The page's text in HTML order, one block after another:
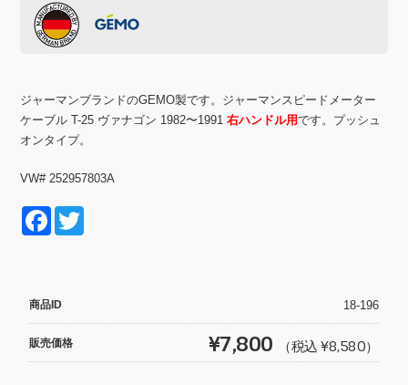
ジャーマンブランドのGEMO製です。ジャーマンスピードメーター
ケーブル T-25 ヴァナゴン 1982〜1991右ハンドル用です。プッシュ
オンタイプ。
VW# 252957803A
F
e
b
o
商品ID 18-196
販売価格 ¥7,800 （税込 ¥8,580）